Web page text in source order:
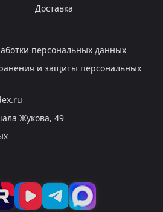
Доставка
персональных данных
и защиты персональных
Жукова, 49